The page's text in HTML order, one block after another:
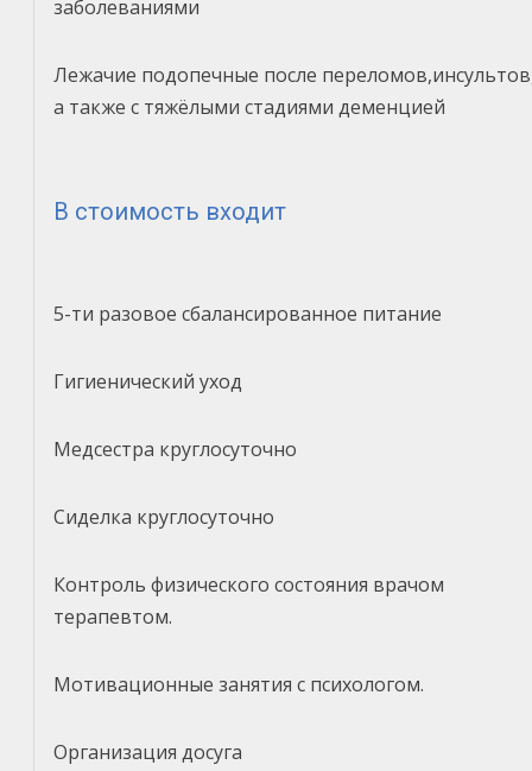
заболеваниями
Лежачие подопечные после
а также с тяжёлыми стадиями деменцией
В стоимость входит
5-ти разовое сбалансированное питание
Гигиенический уход
Медсестра круглосуточно
Сиделка круглосуточно
Контроль физического состояния врачом
терапевтом.
Мотивационные занятия с психологом.
Организация досуга